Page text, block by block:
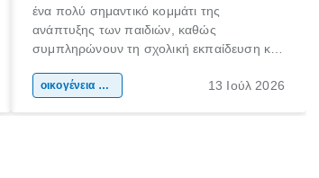
ένα πολύ σημαντικό κομμάτι της
ανάπτυξης των παιδιών, καθώς
συμπληρώνουν τη σχολική εκπαίδευση και
της προσωπικότητας, της κοινωνικότητας
οικογένεια & παιδί 13 Ιούλ 2026